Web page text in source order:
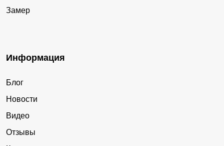
Замер
Информация
Блог
Новости
Видео
Отзывы